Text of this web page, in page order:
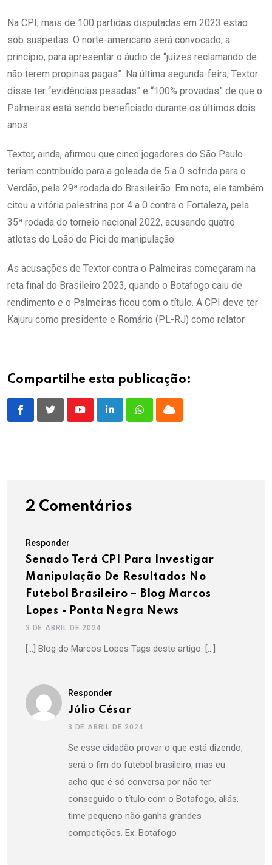
Na CPI, mais de 100 partidas disputadas em 2023 estão
sob suspeitas. O norte-americano será convocado, a
princípio, para apresentar o áudio de “juízes reclamando de
não terem propinas pagas”. Na última segunda-feira, Textor
disse ter “evidências pesadas” e “100% provadas” de que o
Palmeiras está sendo beneficiado durante os últimos dois
anos.
Textor, ainda, afirmou que cinco jogadores do São Paulo
teriam contribuído para a goleada de 5 a 0 sofrida para o
Verdão, pela 29ª rodada do Brasileirão. Em nota, ele também
citou a vitória palestrina por 4 a 0 contra o Fortaleza, pela
35ª rodada do torneio nacional 2022, acusando quatro
atletas do Leão do Pici de manipulação.
As acusações de Textor contra o Palmeiras começaram na
reta final do Brasileiro 2023, quando o Botafogo caiu de
rendimento e o Palmeiras ficou com o título. A CPI deve ter
Kajuru como presidente e Romário (PL-RJ) como relator.
Compartilhe esta publicação:
YoutubeLinkedInWhatsappCloud
2 Comentários
Responder
Senado Terá CPI Para Investigar
Manipulação De Resultados No
Futebol Brasileiro – Blog Marcos
Lopes - Ponta Negra News
3 DE ABRIL DE 2024
[…] Blog do Marcos Lopes Tags deste artigo: […]
Responder
Júlio César
3 DE ABRIL DE 2024
Se esse cidadão provar o que está dizendo,
será o fim do futebol brasileiro, mas eu
acho que é só conversa por não ter
conseguido o título com o Botafogo, aliás,
time pequeno não ganha grandes
competições. Ex: Botafogo